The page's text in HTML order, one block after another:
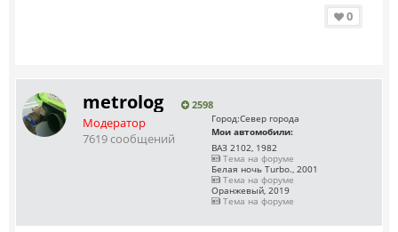
0
metrolog 2598
Модератор
7619 сообщений
Город:Север города
Мои автомобили:
ВАЗ 2102, 1982
Тема на форуме
Белая ночь Turbo., 2001
Тема на форуме
Оранжевый, 2019
Тема на форуме